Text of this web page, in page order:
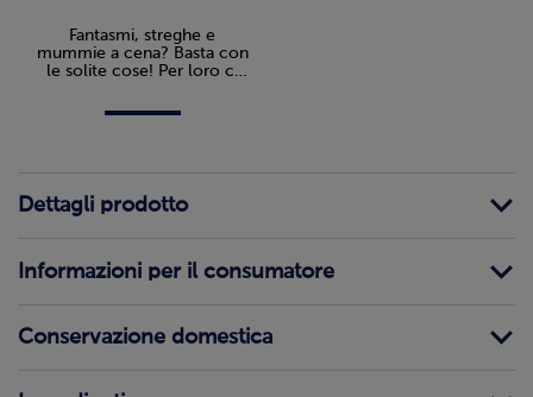
Fantasmi, streghe e
mummie a cena? Basta con
le solite cose! Per loro ci
Piselli.
Dettagli prodotto
Informazioni per il consumatore
Conservazione domestica